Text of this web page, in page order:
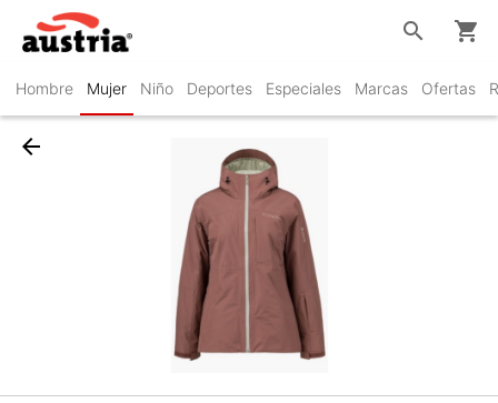
Hombre Mujer Niño Deportes Especiales Marcas Ofertas
search shopping_cart
arrow_back